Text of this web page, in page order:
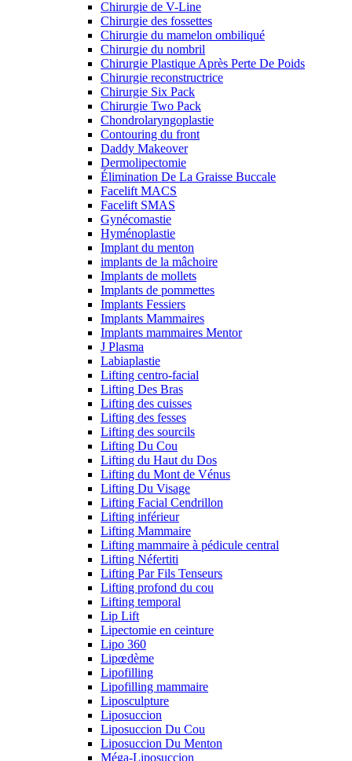
Chirurgie de V-Line
Chirurgie des fossettes
Chirurgie du mamelon ombiliqué
Chirurgie du nombril
Chirurgie Plastique Après Perte De Poids
Chirurgie reconstructrice
Chirurgie Six Pack
Chirurgie Two Pack
Chondrolaryngoplastie
Contouring du front
Daddy Makeover
Dermolipectomie
Élimination De La Graisse Buccale
Facelift MACS
Facelift SMAS
Gynécomastie
Hyménoplastie
Implant du menton
implants de la mâchoire
Implants de mollets
Implants de pommettes
Implants Fessiers
Implants Mammaires
Implants mammaires Mentor
J Plasma
Labiaplastie
Lifting centro-facial
Lifting Des Bras
Lifting des cuisses
Lifting des fesses
Lifting des sourcils
Lifting Du Cou
Lifting du Haut du Dos
Lifting du Mont de Vénus
Lifting Du Visage
Lifting Facial Cendrillon
Lifting inférieur
Lifting Mammaire
Lifting mammaire à pédicule central
Lifting Néfertiti
Lifting Par Fils Tenseurs
Lifting profond du cou
Lifting temporal
Lip Lift
Lipectomie en ceinture
Lipo 360
Lipœdème
Lipofilling
Lipofilling mammaire
Liposculpture
Liposuccion
Liposuccion Du Cou
Liposuccion Du Menton
Méga-Liposuccion